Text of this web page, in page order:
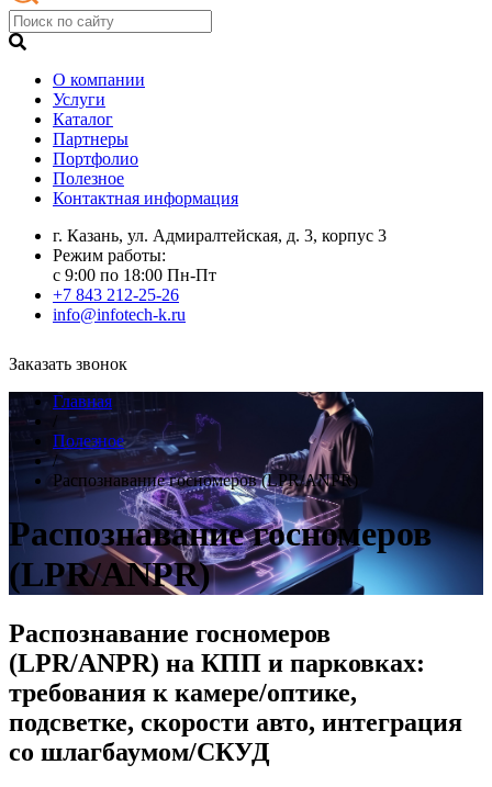
О компании
Услуги
Каталог
Партнеры
Портфолио
Полезное
Контактная информация
г. Казань, ул. Адмиралтейская, д. 3, корпус 3
Режим работы:
с 9:00 по 18:00 Пн-Пт
+7 843 212-25-26
info@infotech-k.ru
Заказать звонок
Главная
/
Полезное
/
Распознавание госномеров (LPR/ANPR)
Распознавание госномеров
(LPR/ANPR)
Распознавание госномеров
(LPR/ANPR) на КПП и парковках:
требования к камере/оптике,
подсветке, скорости авто, интеграция
со шлагбаумом/СКУД